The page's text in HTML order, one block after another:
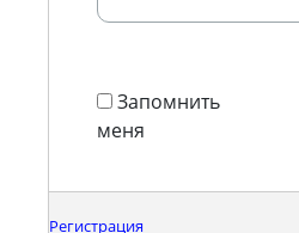
Запомнить
меня
Регистрация